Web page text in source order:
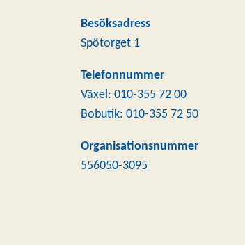
Besöksadress
Spötorget 1
Telefonnummer
Växel: 010-355 72 00
Bobutik: 010-355 72 50
Organisationsnummer
556050-3095